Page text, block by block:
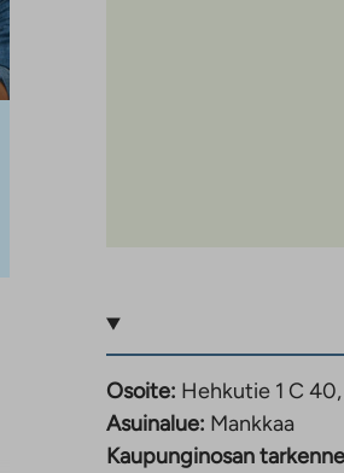
Osoite: Hehkutie 1 C
Asuinalue: Mankkaa
Kaupunginosan